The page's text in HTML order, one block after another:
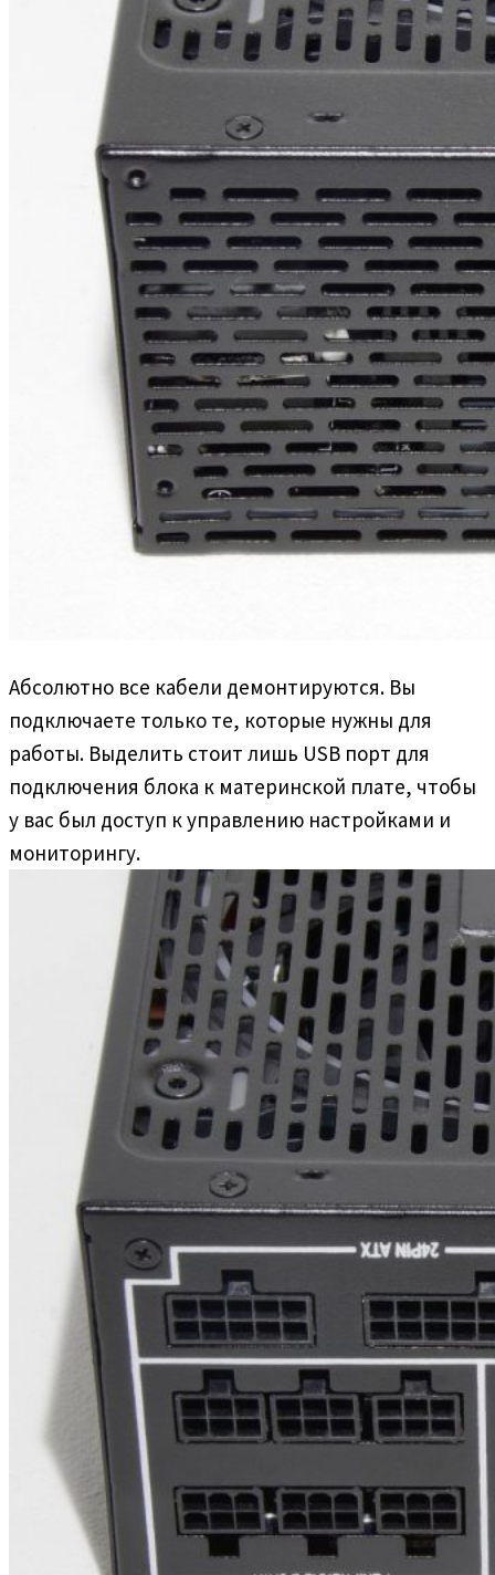
Абсолютно все кабели демонтируются. Вы
подключаете только те, которые нужны для
работы. Выделить стоит лишь USB порт для
подключения блока к материнской плате, чтобы
у вас был доступ к управлению настройками и
мониторингу.